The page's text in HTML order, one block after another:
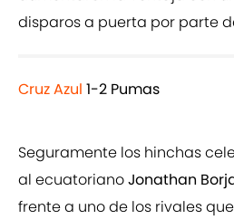
disparos a puerta por parte
Cruz Azul 1-2 Pumas
Seguramente los hinchas
al ecuatorianoJonathan
frente a uno de los rivales